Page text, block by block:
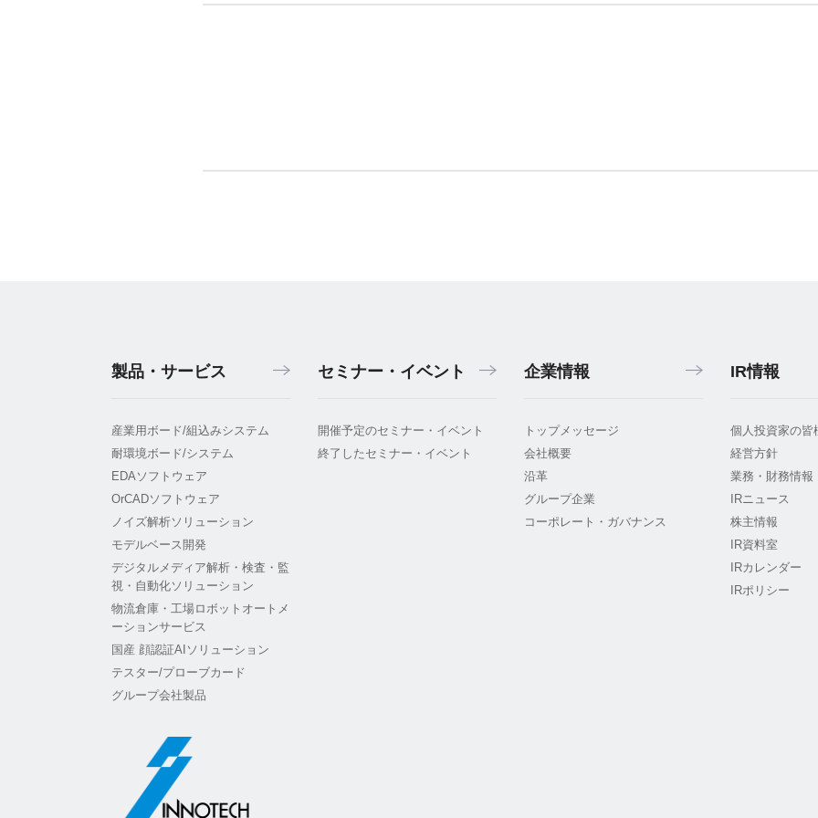
製品・サービス
産業用ボード/組込みシステム
耐環境ボード/システム
EDAソフトウェア
OrCADソフトウェア
ノイズ解析ソリューション
モデルベース開発
デジタルメディア解析・検査・監
視・自動化ソリューション
物流倉庫・工場ロボットオートメ
ーションサービス
国産 顔認証AIソリューション
テスター/プローブカード
グループ会社製品
セミナー・イベント
開催予定のセミナー・イベント
終了したセミナー・イベント
企業情報
トップメッセージ
会社概要
沿革
グループ企業
コーポレート・ガバナンス
IR情報
個人投資家の皆
経営方針
業務・財務情報
IRニュース
株主情報
IR資料室
IRカレンダー
IRポリシー